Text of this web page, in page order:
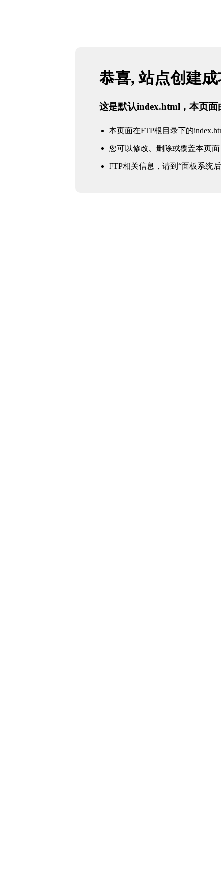
恭喜, 站点创建
这是默认index.html，本页面
本页面在FTP根目录下的
您可以修改、删除或覆盖本页面
FTP相关信息，请到“面板系统